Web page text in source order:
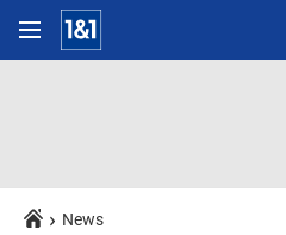
News